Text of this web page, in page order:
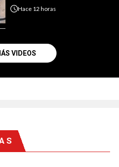
Hace 12 horas
VIDEOS